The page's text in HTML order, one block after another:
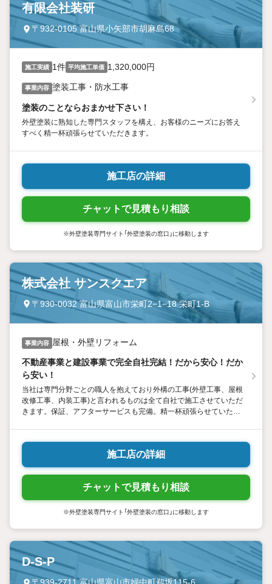
有限会社装研
〒932-0105 富山県小矢部市胡麻島68
施工実績 1件 平均施工単価 1,320,000円
事業内容 塗装工事・防水工事
塗装のことならおまかせ下さい！
外壁塗装に熟知した専門スタッフを構え、お客様のニーズにお答え
すべく精一杯頑張らせていただきます。
施工店の詳細
チャットで見積もり相談
※外壁塗装専門サイト「外壁塗装の窓口」に移動します
株式会社 サンスクエア
〒930-0032 富山県富山市栄町2−1−18 栄町1‐B
事業内容 屋根・外壁リフォーム
不動産事業と建設事業で完全自社完結！だから安心！だか
ら安い！
当社は専門分野ごとの職人を抱えており外構の工事(外壁工事、屋根
改修工事、内装工事)と言われるものは全て自社で施工させていただ
きます。保証、アフターサービスも完備。精一杯頑張らせていただ
施工店の詳細
チャットで見積もり相談
※外壁塗装専門サイト「外壁塗装の窓口」に移動します
D-S-P